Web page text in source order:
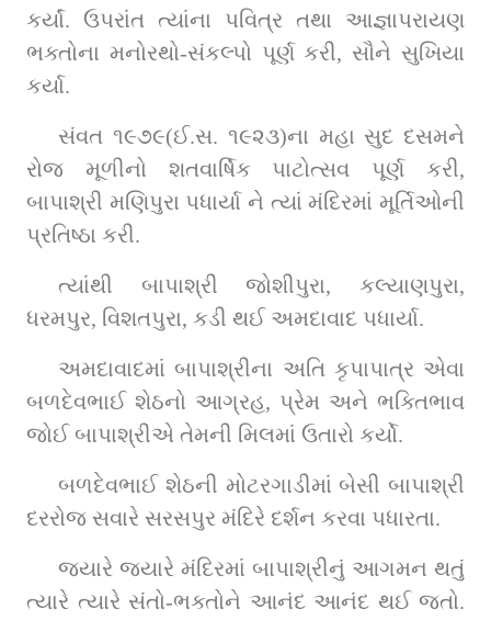
કર્યાં. ઉપરાંત ત્યાંના પવિત્ર તથા આજ્ઞાપરાયણ
ભક્તોના મનોરથો-સંકલ્પો પૂર્ણ કરી, સૌને સુખિયા
કર્યા.
સંવત ૧૯૭૯(ઈ.સ. ૧૯૨૩)ના મહા સુદ દસમને
રોજ મૂળીનો શતવાર્ષિક પાટોત્સવ પૂર્ણ કરી,
બાપાશ્રી મણિપુરા પધાર્યા ને ત્યાં મંદિરમાં મૂર્તિઓની
પ્રતિષ્ઠા કરી.
ત્યાંથી બાપાશ્રી જોશીપુરા, કલ્યાણપુરા,
ધરમપુર, વિશતપુરા, કડી થઈ અમદાવાદ પધાર્યા.
અમદાવાદમાં બાપાશ્રીના અતિ કૃપાપાત્ર એવા
બળદેવભાઈ શેઠનો આગ્રહ, પ્રેમ અને ભક્તિભાવ
જોઈ બાપાશ્રીએ તેમની મિલમાં ઉતારો કર્યો.
બળદેવભાઈ શેઠની મોટરગાડીમાં બેસી બાપાશ્રી
દરરોજ સવારે સરસપુર મંદિરે દર્શન કરવા પધારતા.
જ્યારે જ્યારે મંદિરમાં બાપાશ્રીનું આગમન થતું
ત્યારે ત્યારે સંતો-ભક્તોને આનંદ આનંદ થઈ જતો.